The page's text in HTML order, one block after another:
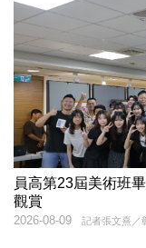
員高第23屆美術班
觀賞
記者張文熹／
2026-08-09